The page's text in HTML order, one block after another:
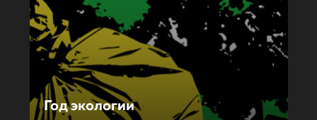
Год экологии